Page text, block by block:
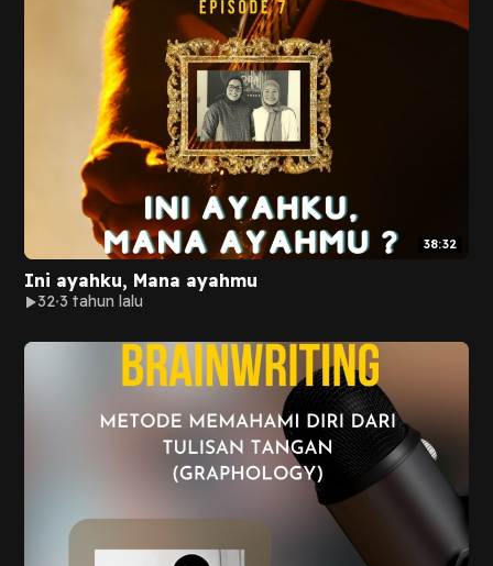
38:32
Ini ayahku, Mana ayahmu
32 3 tahun lalu